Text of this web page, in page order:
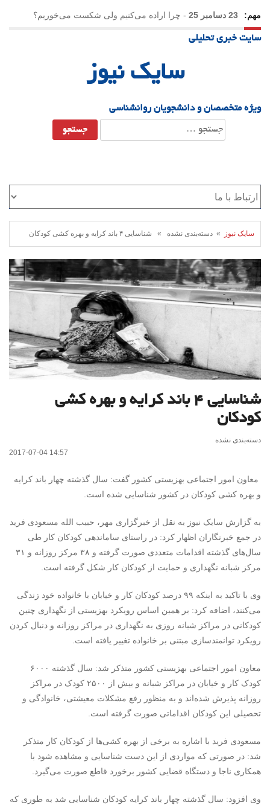
مهم: 23 دسامبر 25 - چرا اراده می‌کنیم ولی شکست می‌خوریم؟
21 دسامبر 25
سایت خبری تحلیلی
سایک نیوز
ویژه متخصصان و دانشجویان روانشناسی
جستجو
برای:
سایک نیوز » دسته‌بندی نشده » شناسایی ۴ باند کرایه و بهره کشی کودکان
شناسایی ۴ باند کرایه و بهره کشی
کودکان
دسته‌بندی نشده
2017-07-04 14:57
معاون امور اجتماعی بهزیستی کشور گفت: سال گذشته چهار باند کرایه
و بهره کشی کودکان در کشور شناسایی شده است.
به گزارش سایک نیوز به نقل از خبرگزاری مهر، حبیب الله مسعودی فرید
در جمع خبرنگاران اظهار کرد: در راستای ساماندهی کودکان کار طی
سال‌های گذشته اقدامات متعددی صورت گرفته و ۳۸ مرکز روزانه و ۳۱
مرکز شبانه نگهداری و حمایت از کودکان کار شکل گرفته است.
وی با تاکید به اینکه ۹۹ درصد کودکان کار و خیابان با خانواده خود زندگی
می‌کنند، اضافه کرد: بر همین اساس رویکرد بهزیستی از نگهداری چنین
کودکانی در مراکز شبانه روزی به نگهداری در مراکز روزانه و دنبال کردن
رویکرد توانمندسازی مبتنی بر خانواده تغییر یافته است.
معاون امور اجتماعی بهزیستی کشور متذکر شد: سال گذشته ۶۰۰۰
کودک کار و خیابان در مراکز شبانه و بیش از ۲۵۰۰ کودک در مراکز
روزانه پذیرش شده‌اند و به منظور رفع مشکلات معیشتی، خانوادگی و
تحصیلی این کودکان اقداماتی صورت گرفته است.
مسعودی فرید با اشاره به برخی از بهره کشی‌ها از کودکان کار متذکر
شد: در صورتی که مواردی از این دست شناسایی و مشاهده شود با
همکاری ناجا و دستگاه قضایی کشور برخورد قاطع صورت می‌گیرد.
وی افزود: سال گذشته چهار باند کرایه کودکان شناسایی شد به طوری که